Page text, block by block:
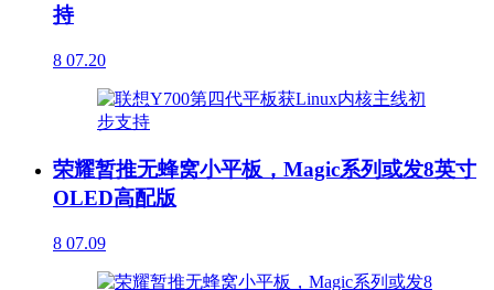
持
8 07.20
荣耀暂推无蜂窝小平板，Magic系列或发8英寸
OLED高配版
8 07.09